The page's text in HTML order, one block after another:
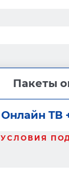
Пакеты
Онлайн ТВ
УСЛОВИЯ